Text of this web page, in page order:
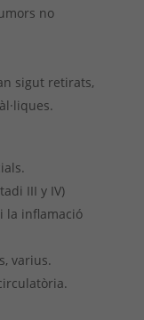
no
sigut retirats,
III y IV)
la inflamació
varius.